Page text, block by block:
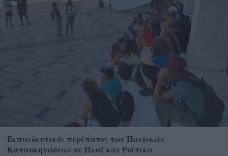
Εκπαιδευτικός περίπατος των Παιδικών
Κατασκηνώσεων σε Πλαζ και Ροΐτικα